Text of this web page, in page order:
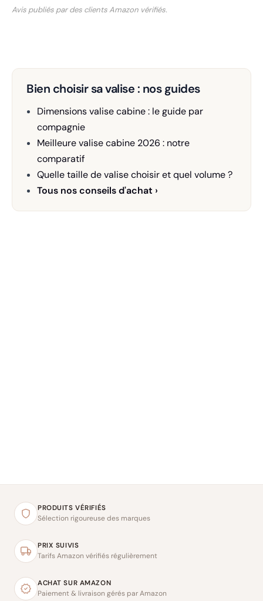
Avis publiés par des clients Amazon vérifiés.
Bien choisir sa valise : nos guides
Dimensions valise cabine : le guide par
compagnie
Meilleure valise cabine 2026 : notre
comparatif
Quelle taille de valise choisir et quel volume ?
Tous nos conseils d'achat ›
PRODUITS VÉRIFIÉS
Sélection rigoureuse des marques
PRIX SUIVIS
Tarifs Amazon vérifiés régulièrement
ACHAT SUR AMAZON
Paiement & livraison gérés par Amazon